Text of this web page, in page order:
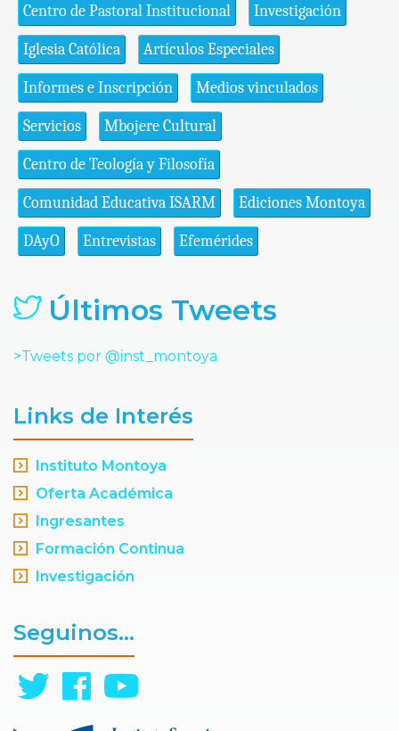
Centro de Pastoral Institucional Investigación
Iglesia Católica Artículos Especiales
Informes e Inscripción Medios vinculados
Servicios Mbojere Cultural
Centro de Teología y Filosofía
Comunidad Educativa ISARM Ediciones Montoya
DAyO Entrevistas Efemérides
Últimos Tweets
>Tweets por @inst_montoya
Links de Interés
Instituto Montoya
Oferta Académica
Ingresantes
Formación Continua
Investigación
Seguinos...